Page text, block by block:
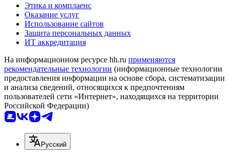
Этика и комплаенс
Оказание услуг
Использование сайтов
Защита персональных данных
ИТ аккредитация
На информационном ресурсе hh.ru применяются
рекомендательные технологии (информационные технологии
предоставления информации на основе сбора, систематизации
и анализа сведений, относящихся к предпочтениям
пользователей сети «Интернет», находящихся на территории
Российской Федерации)
Русский